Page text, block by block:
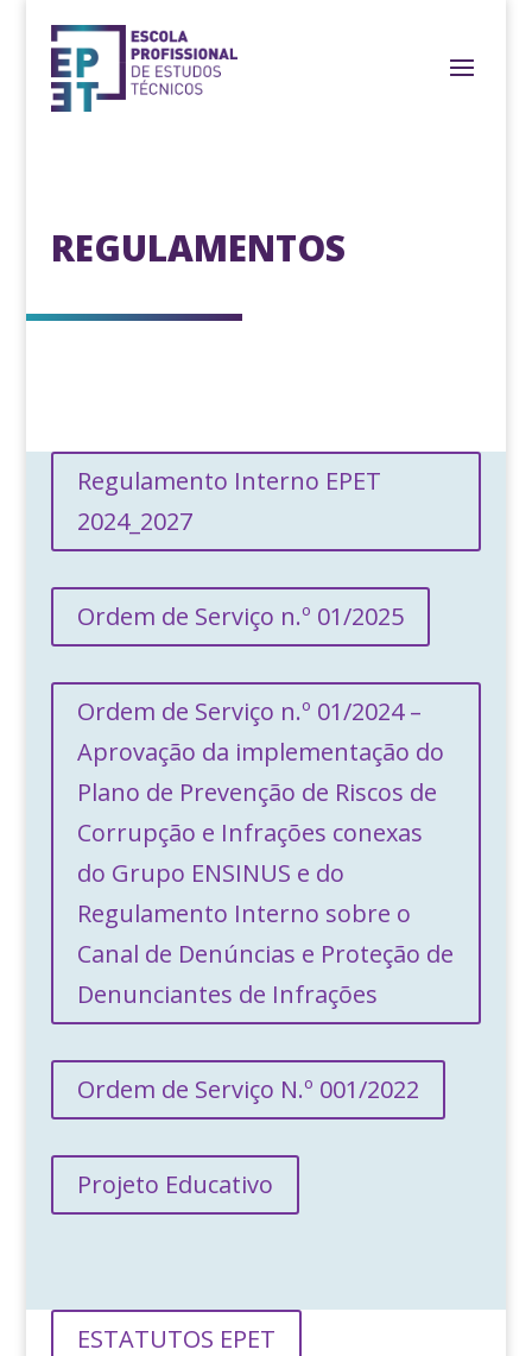
REGULAMENTOS
Regulamento Interno EPET
2024_2027
Ordem de Serviço n.º 01/2025
Ordem de Serviço n.º 01/2024 –
Aprovação da implementação do
Plano de Prevenção de Riscos de
Corrupção e Infrações conexas
do Grupo ENSINUS e do
Regulamento Interno sobre o
Canal de Denúncias e Proteção de
Denunciantes de Infrações
Ordem de Serviço N.º 001/2022
Projeto Educativo
ESTATUTOS EPET